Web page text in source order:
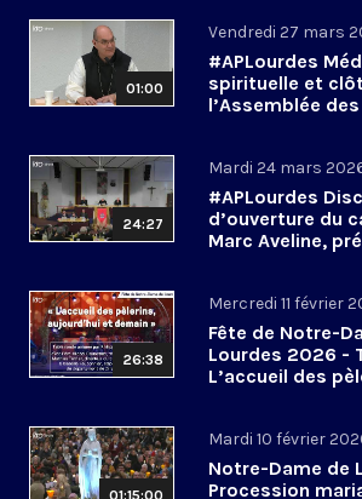
01:00
Vendredi 27 mars
#APLourdes
spirituelle et
l’Assemblée
24:27
Mardi 24 mars
#APLourdes
d’ouverture du
Marc Aveline,
26:38
Mercredi 11 février
Fête de Notre-
Lourdes 2026 -
L’accueil des
01:15:00
Mardi 10 février
Notre-Dame de
Procession